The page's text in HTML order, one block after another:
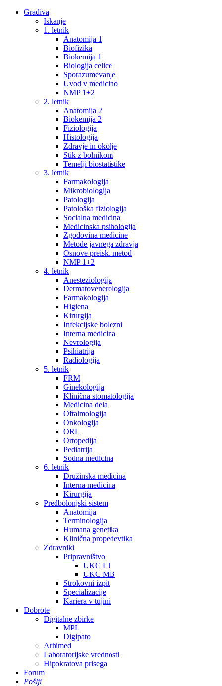
Gradiva
Iskanje
1. letnik
Anatomija 1
Biofizika
Biokemija 1
Biologija celice
Sporazumevanje
Uvod v medicino
NMP 1+2
2. letnik
Anatomija 2
Biokemija 2
Fiziologija
Histologija
Zdravje in okolje
Stik z bolnikom
Temelji biostatistike
3. letnik
Farmakologija
Mikrobiologija
Patologija
Patološka fiziologija
Socialna medicina
Medicinska psihologija
Zgodovina medicine
Metode javnega zdravja
Osnove preisk. metod
NMP 1+2
4. letnik
Anesteziologija
Dermatovenerologija
Farmakologija
Higiena
Kirurgija
Infekcijske bolezni
Interna medicina
Nevrologija
Psihiatrija
Radiologija
5. letnik
FRM
Ginekologija
Klinična stomatologija
Medicina dela
Oftalmologija
Onkologija
ORL
Ortopedija
Pediatrija
Sodna medicina
6. letnik
Družinska medicina
Interna medicina
Kirurgija
Predbolonjski sistem
Anatomija
Terminologija
Humana genetika
Klinična propedevtika
Zdravniki
Pripravništvo
UKC LJ
UKC MB
Strokovni izpit
Specializacije
Kariera v tujini
Dobrote
Digitalne zbirke
MPL
Digipato
Arhimed
Laboratorijske vrednosti
Hipokratova prisega
Forum
Pošlji